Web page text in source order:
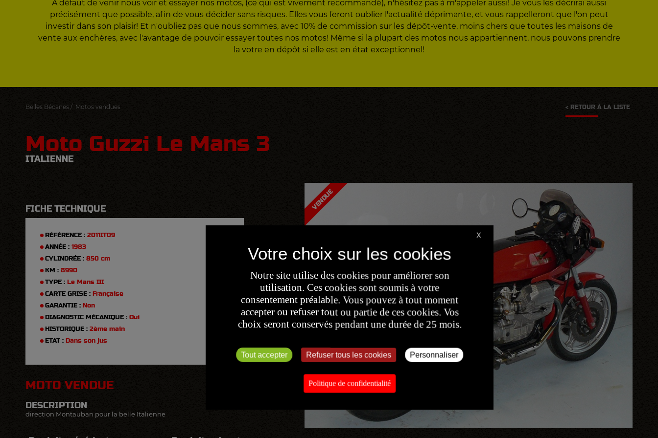
A défaut de venir nous voir et essayer nos motos, (ce qui est vivement recommandé), n'hésitez pas à m'appeler aussi! Je vous les décrirai aussi
précisément que possible, afin de vous décider sans risques. Elles vous feront oublier l'actualité déprimante, et vous rappelleront que l'on peut
investir dans son plaisir! Et n'oubliez pas que nous sommes, avec 10% de commission sur les dépôt-vente, moins chers que toutes les maisons de
vente aux enchères, avec l'avantage de pouvoir essayer toutes nos motos! Même si la plupart des motos nous appartiennent, nous pouvons prendre
la votre en dépôt si elle est en état exceptionnel!
Belles Bécanes / Motos vendues < RETOUR À LA LISTE
Moto Guzzi Le Mans 3
ITALIENNE
FICHE TECHNIQUE
RÉFÉRENCE : 2011IT09
ANNÉE : 1983
CYLINDRÉE : 850 cm
KM : 8990
TYPE : Le Mans III
CARTE GRISE : Française
GARANTIE : Non
DIAGNOSTIC MÉCANIQUE : Oui
HISTORIQUE : 2ème main
ETAT : Dans son jus
MOTO VENDUE
DESCRIPTION
direction Montauban pour la belle Italienne
VENDUE
X
Notre site utilise des cookies pour améliorer son
utilisation. Ces cookies sont soumis à votre
consentement préalable. Vous pouvez à tout moment
accepter ou refuser tout ou partie de ces cookies. Vos
choix seront conservés pendant une durée de 25 mois.
Tout accepter Refuser tous les cookies Personnaliser
Politique de confidentialité